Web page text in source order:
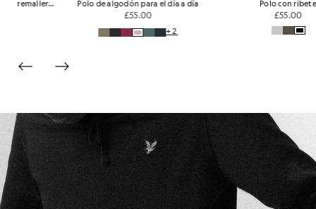
Polo de algodón para el día a día
+2
Polo con ribete